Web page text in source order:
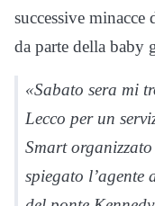
successive
da parte della baby
«Sabato sera mi
Lecco per un
Smart
spiegato l’agente